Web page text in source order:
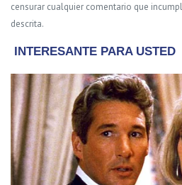
censurar cualquier comentario que
descrita.